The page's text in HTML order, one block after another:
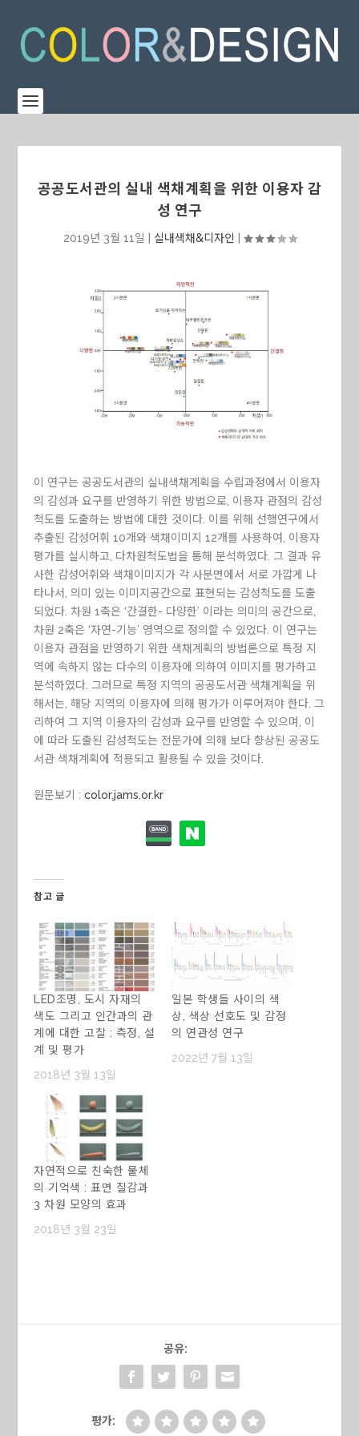
공공도서관의 실내 색채계획을 위한 이용자 감
성 연구
2019년 3월 11일 실내색채&디자인
이 연구는 공공도서관의 실내색채계획을 수립과정에서 이용자
의 감성과 요구를 반영하기 위한 방법으로, 이용자 관점의 감성
척도를 도출하는 방법에 대한 것이다. 이를 위해 선행연구에서
추출된 감성어휘 10개와 색채이미지 12개를 사용하여, 이용자
평가를 실시하고, 다차원척도법을 통해 분석하였다. 그 결과 유
사한 감성어휘와 색채이미지가 각 사분면에서 서로 가깝게 나
타나서, 의미 있는 이미지공간으로 표현되는 감성척도를 도출
되었다. 차원 1축은 ‘간결한- 다양한’ 이라는 의미의 공간으로,
차원 2축은 ‘자연-기능’ 영역으로 정의할 수 있었다. 이 연구는
이용자 관점을 반영하기 위한 색채계획의 방법론으로 특정 지
역에 속하지 않는 다수의 이용자에 의하여 이미지를 평가하고
분석하였다. 그러므로 특정 지역의 공공도서관 색채계획을 위
해서는, 해당 지역의 이용자에 의해 평가가 이루어져야 한다. 그
리하여 그 지역 이용자의 감성과 요구를 반영할 수 있으며, 이
에 따라 도출된 감성척도는 전문가에 의해 보다 향상된 공공도
서관 색채계획에 적용되고 활용될 수 있을 것이다.
원문보기 : color.jams.or.kr
참고 글
LED조명, 도시 자재의
색도 그리고 인간과의 관
계에 대한 고찰 : 측정, 설
계 및 평가
2018년 3월 13일
일본 학생들 사이의 색
상, 색상 선호도 및 감정
의 연관성 연구
2022년 7월 13일
자연적으로 친숙한 물체
의 기억색 : 표면 질감과
3 차원 모양의 효과
2018년 3월 23일
공유:
평가: